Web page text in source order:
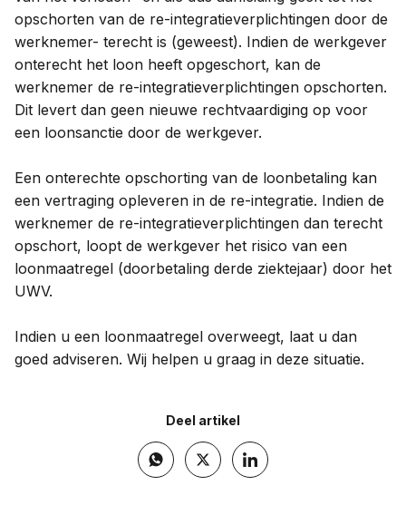
opschorten van de re-integratieverplichtingen door de
werknemer- terecht is (geweest). Indien de werkgever
onterecht het loon heeft opgeschort, kan de
werknemer de re-integratieverplichtingen opschorten.
Dit levert dan geen nieuwe rechtvaardiging op voor
een loonsanctie door de werkgever.
Een onterechte opschorting van de loonbetaling kan
een vertraging opleveren in de re-integratie. Indien de
werknemer de re-integratieverplichtingen dan terecht
opschort, loopt de werkgever het risico van een
loonmaatregel (doorbetaling derde ziektejaar) door het
UWV.
Indien u een loonmaatregel overweegt, laat u dan
goed adviseren. Wij helpen u graag in deze situatie.
Deel artikel